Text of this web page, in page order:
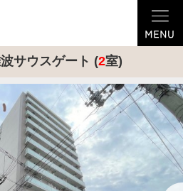
サウスゲート (2室)